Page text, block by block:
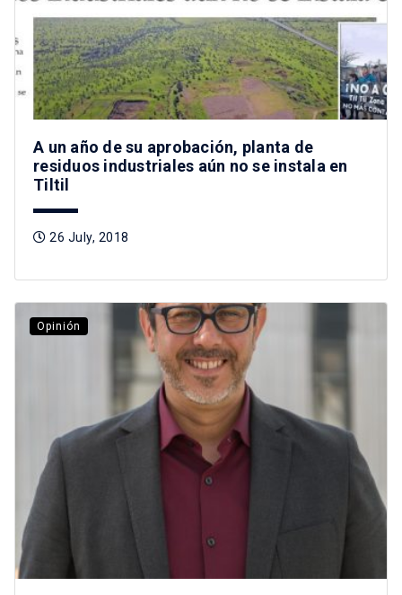
A un año de su aprobación, planta de
residuos industriales aún no se instala en
Tiltil
26 July, 2018
Opinión